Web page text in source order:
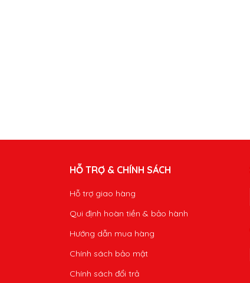
HỖ TRỢ & CHÍNH SÁCH
Hỗ trợ giao hàng
Qui định hoàn tiền & bảo hành
Hướng dẫn mua hàng
Chính sách bảo mật
Chính sách đổi trả